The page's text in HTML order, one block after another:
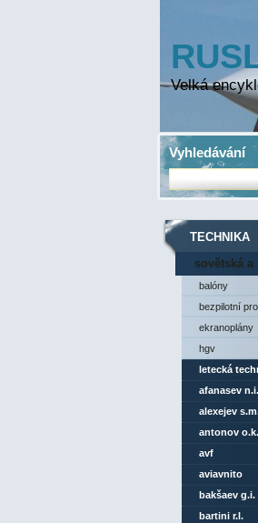
Velká
TECHNIKA
sovětská a
technika
balóny
bezpilotní
ekranoplány
hgv
letecká
afanasev n.i.
alexejev
antonov o.k.
avf
aviavnito
bakšaev g.i.
bartini r.l.
Vyhledávání